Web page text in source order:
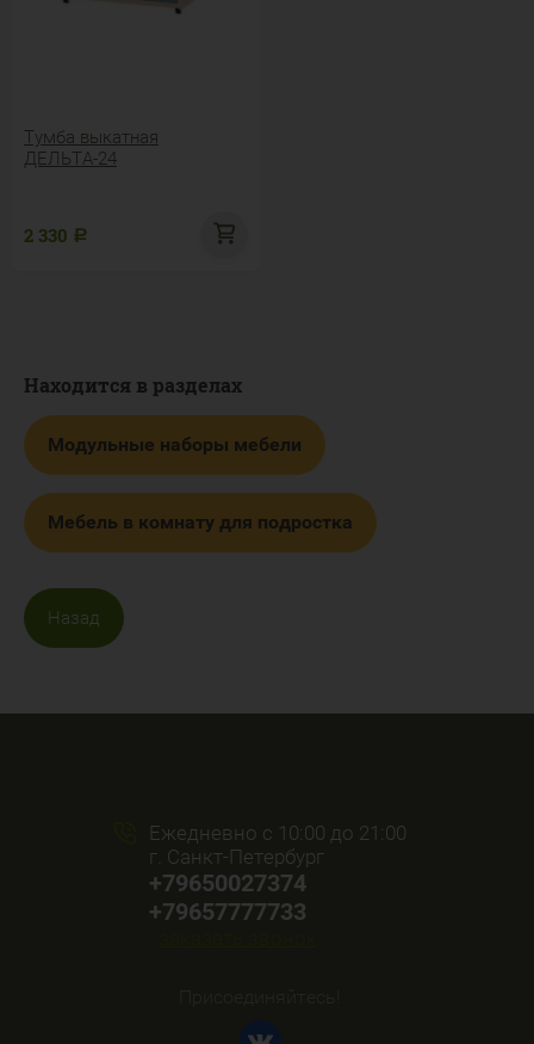
Тумба выкатная
ДЕЛЬТА-24
2 330 Р
Находится в разделах
Модульные наборы мебели
Мебель в комнату для подростка
Назад
Ежедневно с 10:00 до 21:00
г. Санкт-Петербург
+79650027374
+79657777733